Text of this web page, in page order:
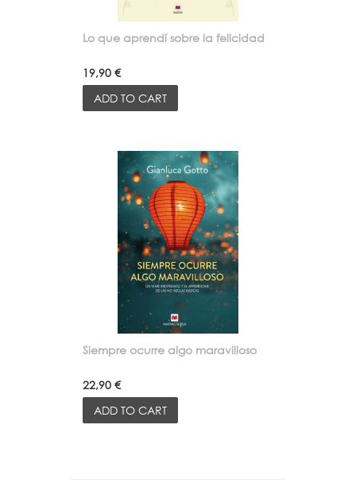
Lo que aprendí sobre la felicidad
19,90 €
ADD TO CART
Siempre ocurre algo maravilloso
22,90 €
ADD TO CART